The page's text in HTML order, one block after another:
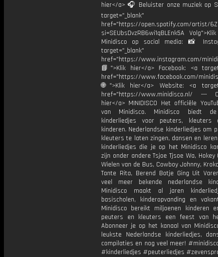
hier</a> 🎧 Beluister onze muziek op
target="_blank"
href="https://open.spotify.com/artist/
si=SEUbsDvzRB6wi1qBLEnk5A
Minidisco op social media: 📸
target="_blank"
href="https://www.instagram.com/
📘">Klik hier</a> Facebook: <a
href="https://www.facebook.com/
🌐">Klik hier</a> Website: <a
href="https://www.minidisco.nl/ ---
hier</a> MINIDISCO Het officiële
van Minidisco. Minidisco biedt
kinderliedjes voor peuters, kleuters
kinderen. Nederlandse kinderliedjes om
kleuters te laten zingen, dansen en
kinderliedjes die je op het Minidisco
zijn onder andere Tsjoe Tjsoe Wa, Hokey
Wielen van de Bus, Cowboy Johnny,
Tante Rita, Berend Botje Ging Uit
veel meer bekende nederlandse
Minidisco maakt al jaren
basischolen, kinderopvanding en
Minidisco bereikt miljoenen kinderen
peuters en kleuters een feest van
Abonneer je op het kanaal van
leukste Nederlandse kinderliedjes,
compilaties en nog veel meer!
#kinderliedjes #peuterliedjes